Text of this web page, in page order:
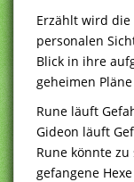
Erzählt wird die
personalen
Blick in ihre
geheimen
Rune läuft
Gideon läuft
Rune könnte
gefangene